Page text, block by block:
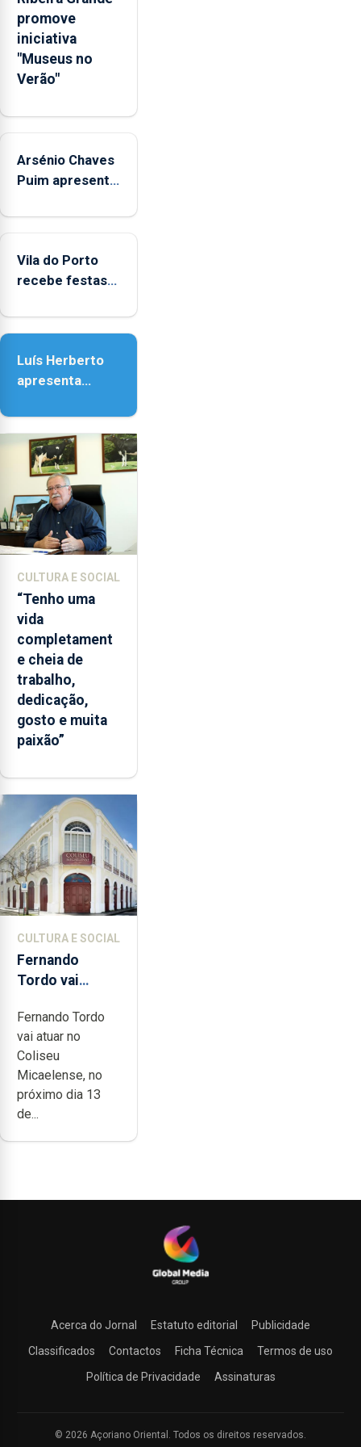
e
sociais
junto
das
crianças
promove
iniciativa
"Museus no
Verão"
Arsénio Chaves
Puim apresenta
Biblioteca de
Vila do Porto
recebe festas
Nossa Senhora
Luís Herberto
apresenta
Paisagem’
CULTURA E SOCIAL
“Tenho uma
vida
completament
e cheia de
trabalho,
dedicação,
gosto e muita
paixão”
CULTURA E SOCIAL
Fernando
Tordo vai
anos de
carreira no
Coliseu
Micaelense
Fernando Tordo
vai atuar no
Coliseu
Micaelense, no
próximo dia 13
de...
Acerca do Jornal Estatuto editorial
Publicidade
Classificados
Contactos Ficha Técnica
Termos de uso
Política de Privacidade
Assinaturas
© 2026 Açoriano Oriental. Todos os direitos reservados.